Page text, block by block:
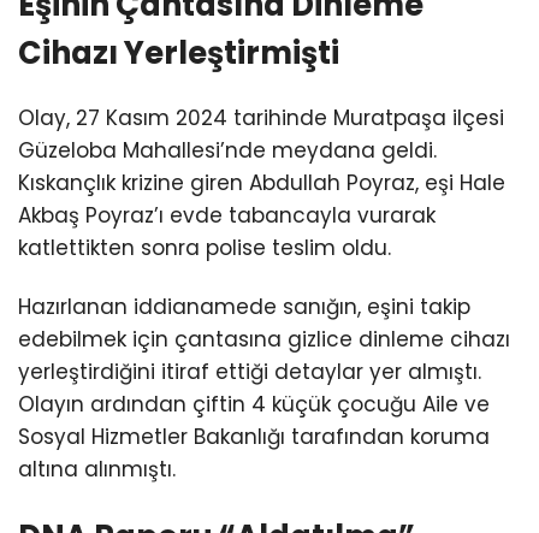
Cihazı Yerleştirmişti
Olay, 27 Kasım 2024 tarihinde Muratpaşa ilçesi
Güzeloba Mahallesi’nde meydana geldi.
Kıskançlık krizine giren Abdullah Poyraz, eşi Hale
Akbaş Poyraz’ı evde tabancayla vurarak
katlettikten sonra polise teslim oldu.
Hazırlanan iddianamede sanığın, eşini takip
edebilmek için çantasına gizlice dinleme cihazı
yerleştirdiğini itiraf ettiği detaylar yer almıştı.
Olayın ardından çiftin 4 küçük çocuğu Aile ve
Sosyal Hizmetler Bakanlığı tarafından koruma
altına alınmıştı.